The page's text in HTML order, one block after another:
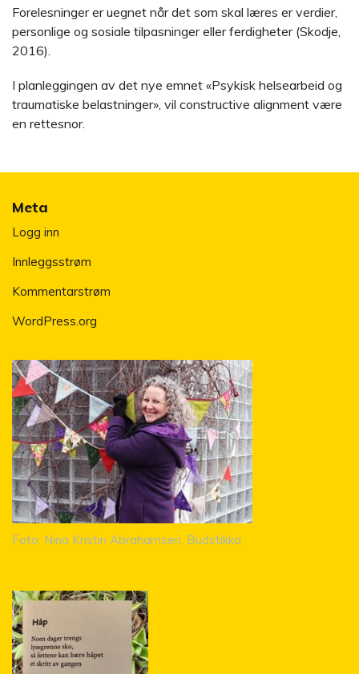
Forelesninger er uegnet når det som skal læres er verdier,
personlige og sosiale tilpasninger eller ferdigheter (Skodje,
2016).
I planleggingen av det nye emnet «Psykisk helsearbeid og
traumatiske belastninger», vil constructive alignment være
en rettesnor.
Meta
Logg inn
Innleggsstrøm
Kommentarstrøm
WordPress.org
Foto: Nina Kristin Abrahamsen, Budstikka